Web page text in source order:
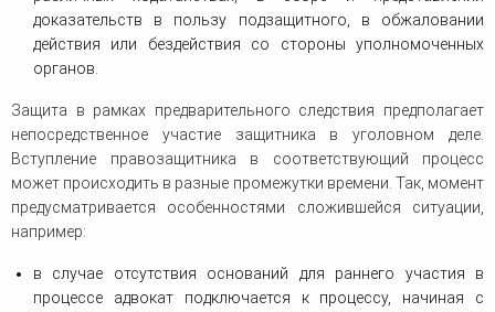
доказательств в пользу подзащитного, в обжаловании
действия или бездействия со стороны уполномоченных
органов.
Защита в рамках предварительного следствия предполагает
непосредственное участие защитника в уголовном деле.
Вступление правозащитника в соответствующий процесс
может происходить в разные промежутки времени. Так, момент
предусматривается особенностями сложившейся ситуации,
например:
в случае отсутствия оснований для раннего участия в
процессе адвокат подключается к процессу, начиная с